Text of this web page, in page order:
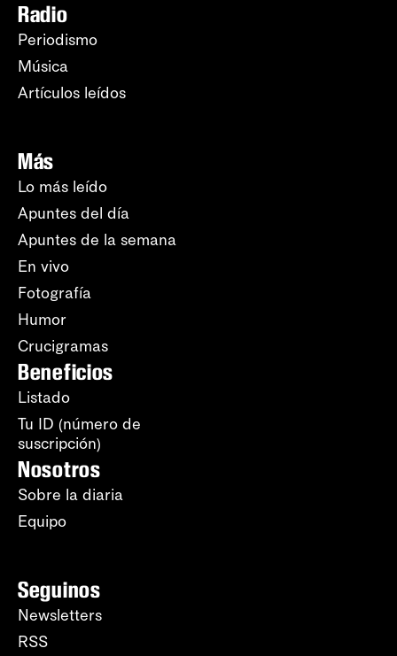
Radio
Periodismo
Música
Artículos leídos
Más
Lo más leído
Apuntes del día
Apuntes de la semana
En vivo
Fotografía
Humor
Crucigramas
Beneficios
Listado
Tu ID (número de
suscripción)
Nosotros
Sobre la diaria
Equipo
Seguinos
Newsletters
RSS